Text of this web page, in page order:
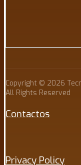
Copyright © 2026
All Rights Reserved
Contactos
Privacy Policy